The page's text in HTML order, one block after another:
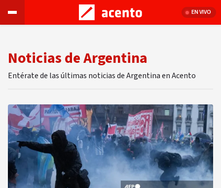
EN VIVO
Noticias de Argentina
Entérate de las últimas noticias de Argentina en Acento